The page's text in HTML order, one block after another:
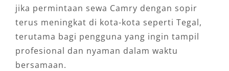
jika permintaan sewa Camry dengan sopir
terus meningkat di kota-kota seperti Tegal,
terutama bagi pengguna yang ingin tampil
profesional dan nyaman dalam waktu
bersamaan.